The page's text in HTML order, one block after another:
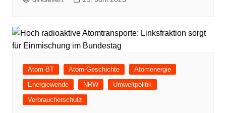
Atom-BT Atom-Geschichte
Atomenergie
Energiewende
NRW
Umweltpolitik
Verbraucherschutz